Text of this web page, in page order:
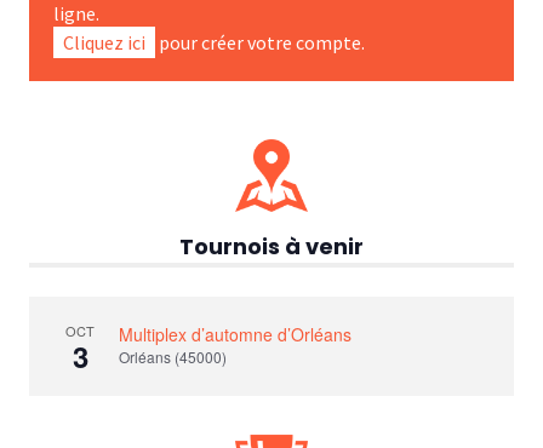
ligne.
Cliquez ici
pour créer votre compte.
Tournois à venir
OCT
3
Multiplex d’automne d’Orléans
Orléans (45000)